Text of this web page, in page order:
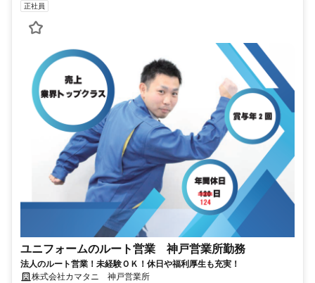
正社員
ユニフォームのルート営業 神戸営業所勤務
法人のルート営業！未経験ＯＫ！休日や福利厚生も充実！
株式会社カマタニ 神戸営業所